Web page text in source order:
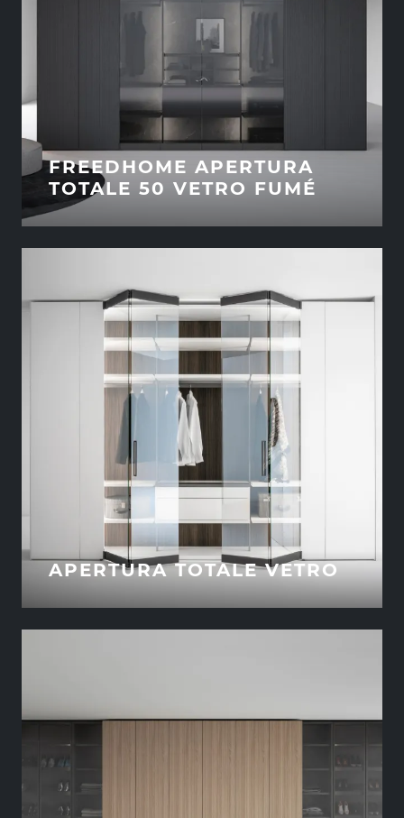
FREEDHOME APERTURA
TOTALE 50 VETRO FUMÉ
APERTURA TOTALE VETRO